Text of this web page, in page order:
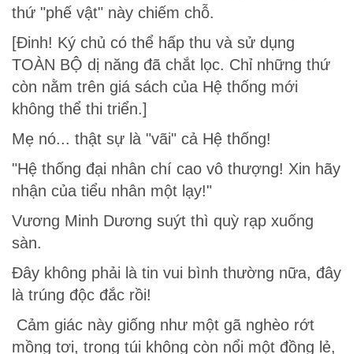
thứ "phế vật" này chiếm chỗ.
[Đinh! Ký chủ có thể hấp thu và sử dụng
TOÀN BỘ dị năng đã chắt lọc. Chỉ những thứ
còn nằm trên giá sách của Hệ thống mới
không thể thi triển.]
Mẹ nó... thật sự là "vãi" cả Hệ thống!
"Hệ thống đại nhân chí cao vô thượng! Xin hãy
nhận của tiểu nhân một lạy!"
Vương Minh Dương suýt thì quỳ rạp xuống
sàn.
Đây không phải là tin vui bình thường nữa, đây
là trúng độc đắc rồi!
Cảm giác này giống như một gã nghèo rớt
mồng tơi, trong túi không còn nổi một đồng lẻ,